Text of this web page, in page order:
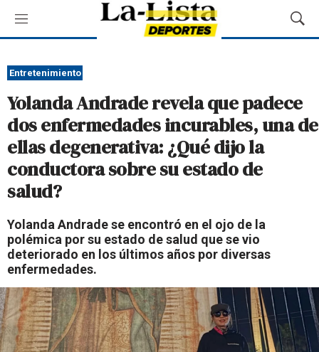
M
e
ú
M
o
a
r
B
Entretenimiento
Yolanda Andrade revela que padece
dos enfermedades incurables, una de
ellas degenerativa: ¿Qué dijo la
conductora sobre su estado de
salud?
Yolanda Andrade se encontró en el ojo de la
polémica por su estado de salud que se vio
deteriorado en los últimos años por diversas
enfermedades.